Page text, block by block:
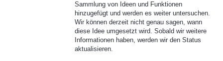
Sammlung von Ideen und Funktionen
hinzugefügt und werden es weiter untersuchen.
Wir können derzeit nicht genau sagen, wann
diese Idee umgesetzt wird. Sobald wir weitere
Informationen haben, werden wir den Status
aktualisieren.